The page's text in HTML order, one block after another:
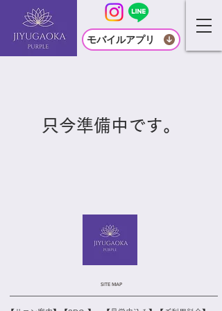
モバイルアプリ
​只今準備中です。
SITE MAP